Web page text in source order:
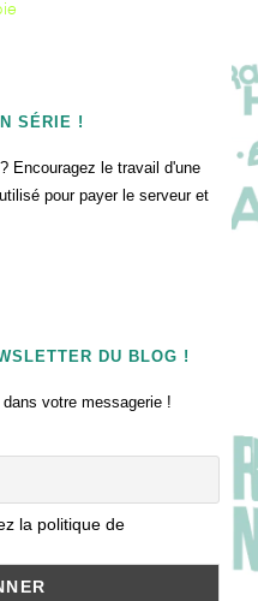
SÉRIE !
Encouragez le travail d'une
pour payer le serveur et
DU BLOG !
votre messagerie !
la politique de